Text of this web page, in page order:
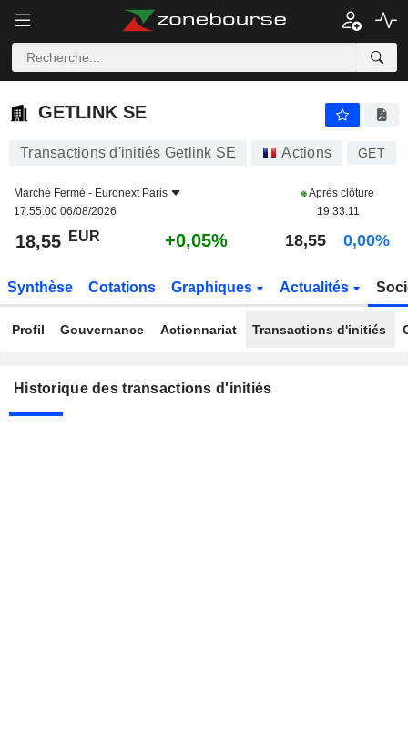
GETLINK SE
GETLINK SE
Transactions d'initiés Getlink SE Actions GET
Marché Fermé - Euronext Paris
17:55:00 06/08/2026
Après clôture
19:33:11
18,55 EUR +0,05% 18,55 0,00%
Synthèse Cotations Graphiques Actualités
Profil Gouvernance Actionnariat Transactions d'initiés
Historique des transactions d'initiés